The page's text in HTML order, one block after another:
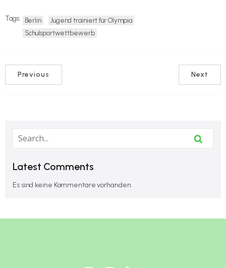
Tags: Berlin
Jugend trainiert für Olympia
Schulsportwettbewerb
Previous Next
Latest Comments
Es sind keine Kommentare vorhanden.